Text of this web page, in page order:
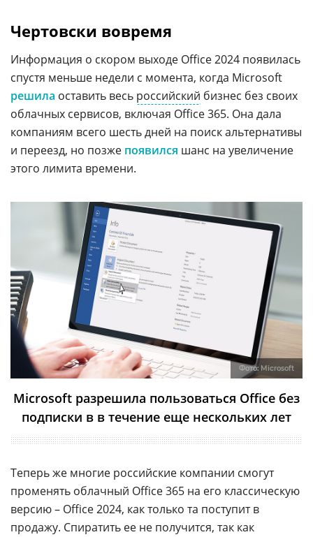
Чертовски вовремя
Информация о скором выходе Office 2024 появилась
спустя меньше недели с момента, когда Microsoft
решила оставить весь российский бизнес без своих
облачных сервисов, включая Office 365. Она дала
компаниям всего шесть дней на поиск альтернативы
и переезд, но позже появился шанс на увеличение
этого лимита времени.
Фото: Microsoft
Microsoft разрешила пользоваться Office без
подписки в в течение еще нескольких лет
Теперь же многие российские компании смогут
променять облачный Office 365 на его классическую
версию – Office 2024, как только та поступит в
продажу. Спиратить ее не получится, так как